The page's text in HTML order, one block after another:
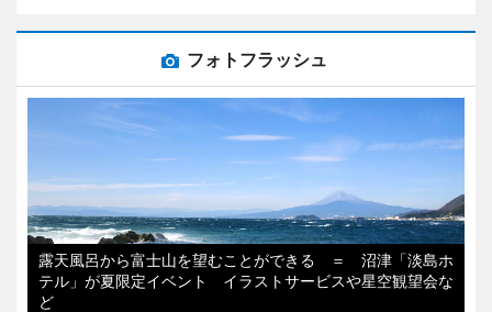
フォトフラッシュ
露天風呂から富士山を望むことができる ＝ 沼津「淡島ホ
テル」が夏限定イベント イラストサービスや星空観望会な
ど